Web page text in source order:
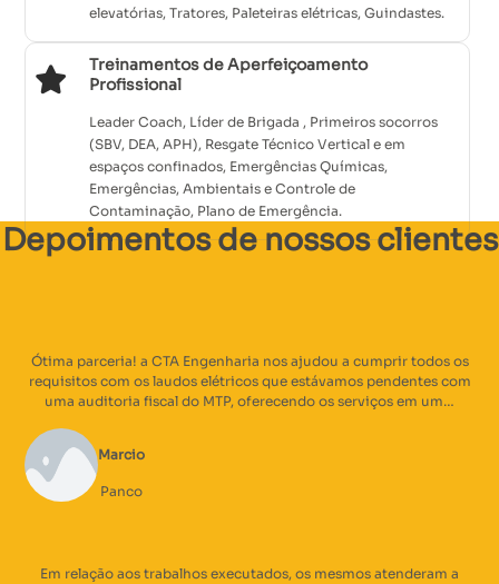
elevatórias, Tratores, Paleteiras elétricas, Guindastes.
Treinamentos de Aperfeiçoamento
Profissional
Leader Coach, Líder de Brigada , Primeiros socorros
(SBV, DEA, APH), Resgate Técnico Vertical e em
espaços confinados, Emergências Químicas,
Emergências, Ambientais e Controle de
Contaminação, Plano de Emergência.
Depoimentos de nossos clientes
Ótima parceria! a CTA Engenharia nos ajudou a cumprir todos os
requisitos com os laudos elétricos que estávamos pendentes com
uma auditoria fiscal do MTP, oferecendo os serviços em um…
Marcio
Panco
Em relação aos trabalhos executados, os mesmos atenderam a